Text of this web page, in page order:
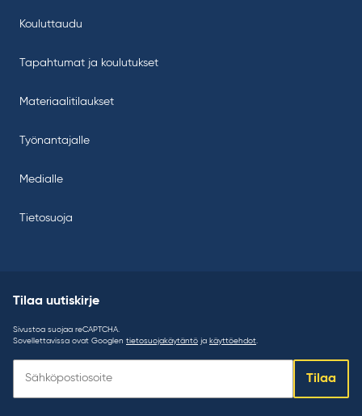
Kouluttaudu
Tapahtumat ja koulutukset
Materiaalitilaukset
Työnantajalle
Medialle
Tietosuoja
Tilaa uutiskirje
Sivustoa suojaa reCAPTCHA.
Sovellettavissa ovat Googlen tietosuojakäytäntö ja käyttöehdot
uutiskirje:
Tilaa